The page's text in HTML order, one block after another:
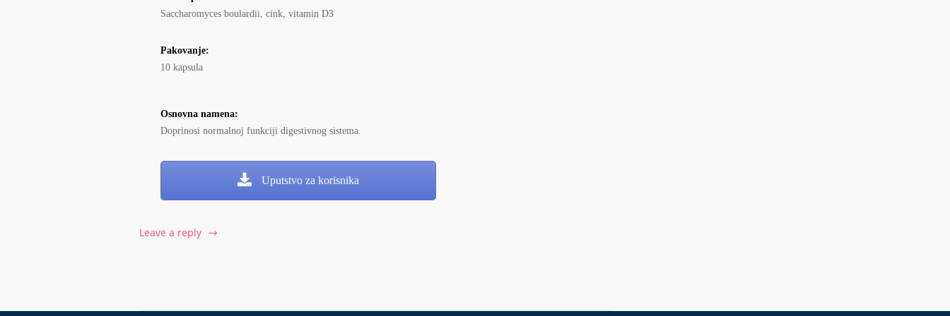
Saccharomyces boulardii, cink, vitamin D3
Pakovanje:
10 kapsula
Osnovna namena:
Doprinosi normalnoj funkciji digestivnog sistema.
Uputstvo za korisnika
Leave a reply